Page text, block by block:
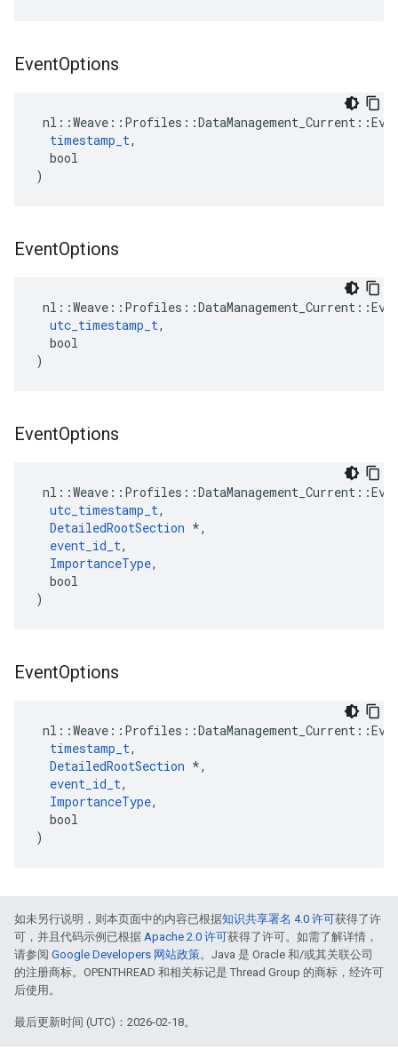
EventOptions
timestamp_t,
  bool
)
EventOptions
utc_timestamp_t,
  bool
)
EventOptions
utc_timestamp_t,
DetailedRootSection *,
event_id_t,
ImportanceType,
  bool
)
EventOptions
timestamp_t,
DetailedRootSection *,
event_id_t,
ImportanceType,
  bool
)
如未另行说明，则本页面中的内容已根据知识共享署名 4.0 许可获得了许
可，并且代码示例已根据 Apache 2.0 许可获得了许可。如需了解详情，
请参阅 Google Developers 网站政策。Java 是 Oracle 和/或其关联公司
的注册商标。OPENTHREAD 和相关标记是 Thread Group 的商标，经许可
后使用。
最后更新时间 (UTC)：2026-02-18。